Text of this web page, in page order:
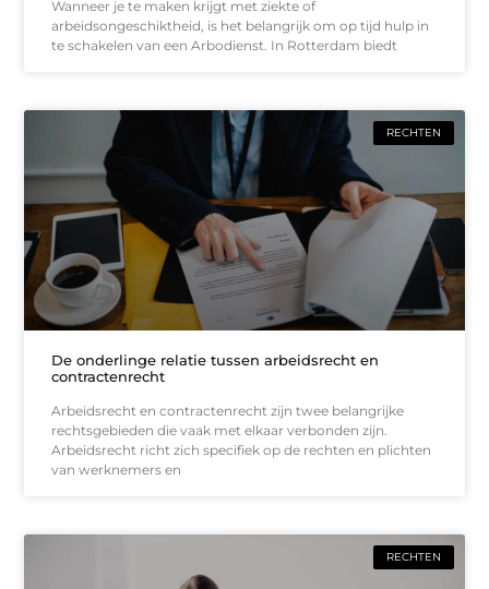
Wanneer je te maken krijgt met ziekte of
arbeidsongeschiktheid, is het belangrijk om op tijd hulp in
te schakelen van een Arbodienst. In Rotterdam biedt
RECHTEN
De onderlinge relatie tussen arbeidsrecht en
contractenrecht
Arbeidsrecht en contractenrecht zijn twee belangrijke
rechtsgebieden die vaak met elkaar verbonden zijn.
Arbeidsrecht richt zich specifiek op de rechten en plichten
van werknemers en
RECHTEN